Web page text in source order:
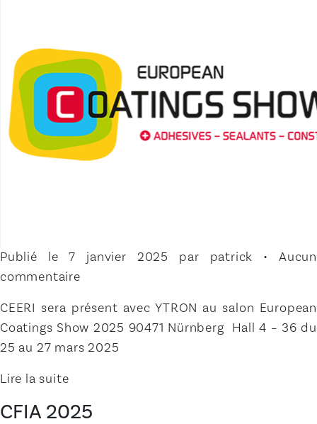
Publié le 7 janvier 2025 par patrick • Aucun
commentaire
CEERI sera présent avec YTRON au salon European
Coatings Show 2025 90471 Nürnberg Hall 4 – 36 du
25 au 27 mars 2025
Lire la suite
CFIA 2025